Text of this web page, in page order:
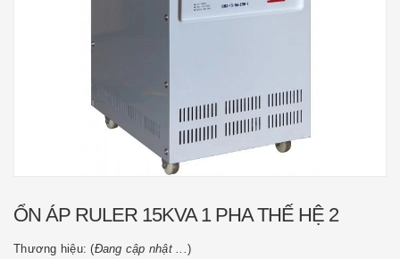
ỔN ÁP RULER 15KVA 1 PHA THẾ HỆ 2
Thương hiệu: (Đang cập nhật ...)